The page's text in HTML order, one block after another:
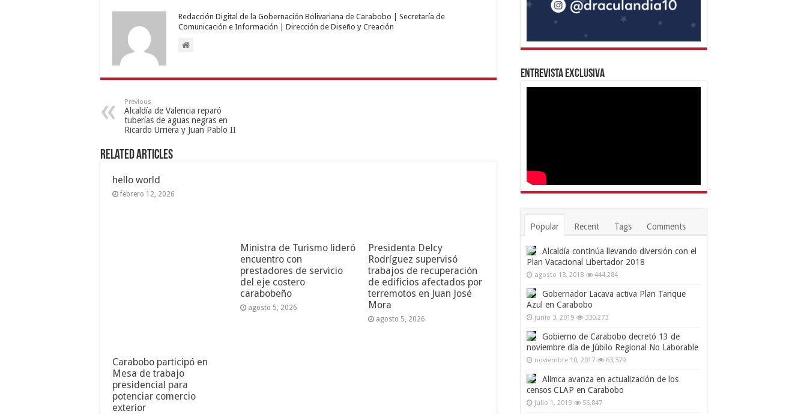
Redacción Digital de la Gobernación Bolivariana de Carabobo | Secretaría de
Comunicación e Información | Dirección de Diseño y Creación
Previous
Alcaldía de Valencia reparó
tuberías de aguas negras en
Ricardo Urriera y Juan Pablo II
Related Articles
hello world
febrero 12, 2026
Ministra de Turismo lideró
encuentro con
prestadores de servicio
del eje costero
carabobeño
agosto 5, 2026
Presidenta Delcy
Rodríguez supervisó
trabajos de recuperación
de edificios afectados por
terremotos en Juan José
Mora
agosto 5, 2026
Carabobo participó en
Mesa de trabajo
presidencial para
potenciar comercio
exterior
Entrevista Exclusiva
Popular Recent Tags Comments
Alcaldía continúa llevando diversión con el
Plan Vacacional Libertador 2018
agosto 13, 2018 444,284
Gobernador Lacava activa Plan Tanque
Azul en Carabobo
junio 3, 2019 330,273
Gobierno de Carabobo decretó 13 de
noviembre día de Júbilo Regional No Laborable
noviembre 10, 2017 63,379
Alimca avanza en actualización de los
censos CLAP en Carabobo
julio 1, 2019 56,847